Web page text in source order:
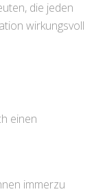
die jeden
wirkungsvoll
einen
immerzu